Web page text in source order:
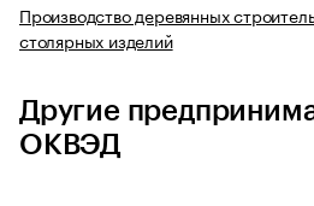
Производство деревянных
столярных изделий
Другие
ОКВЭД